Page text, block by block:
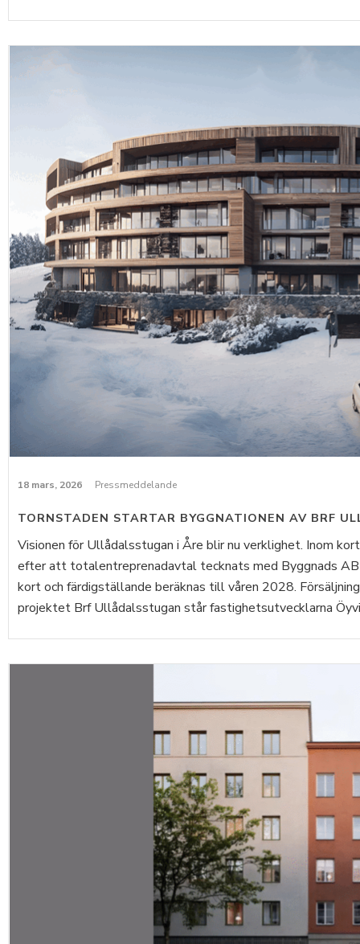
18 mars, 2026 Pressmeddelande
TORNSTADEN STARTAR BYGGNATIONEN AV BRF
Visionen för Ullådalsstugan i Åre blir nu verklighet. Inom
efter att totalentreprenadavtal tecknats med Byggnads
kort och färdigställande beräknas till våren 2028.
projektet Brf Ullådalsstugan står fastighetsutvecklarna